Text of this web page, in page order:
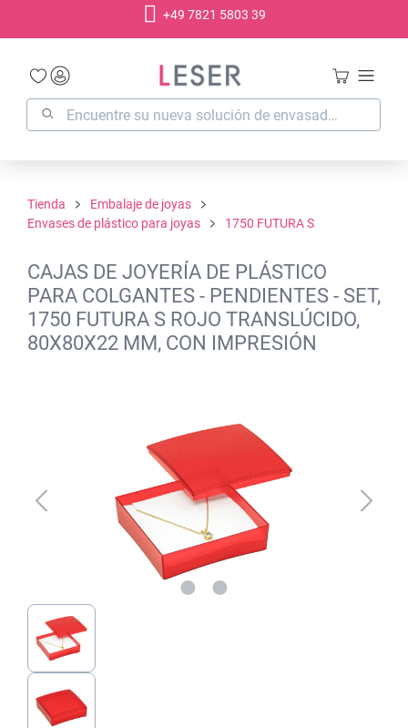
+49 7821 5803 39
Tienda
Embalaje de joyas
Envases de plástico para joyas
1750 FUTURA S
CAJAS DE JOYERÍA DE PLÁSTICO
PARA COLGANTES - PENDIENTES - SET,
1750 FUTURA S ROJO TRANSLÚCIDO,
80X80X22 MM, CON IMPRESIÓN